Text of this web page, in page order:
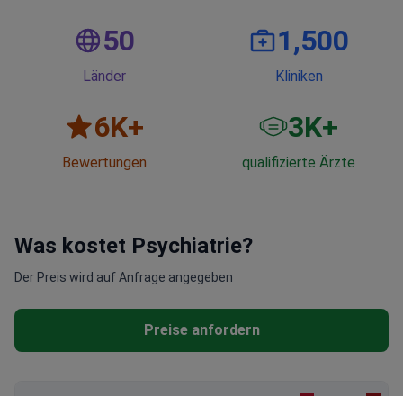
50
Länder
1,500
Kliniken
6K+
Bewertungen
3K+
qualifizierte Ärzte
Was kostet Psychiatrie?
Der Preis wird auf Anfrage angegeben
Preise anfordern